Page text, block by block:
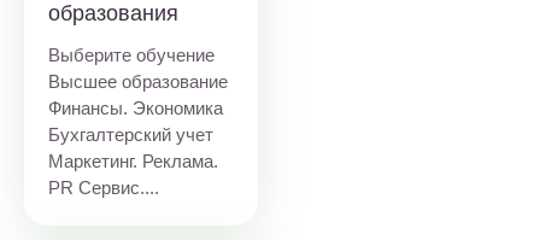
образования
Выберите обучение
Высшее образование
Финансы. Экономика
Бухгалтерский учет
Маркетинг. Реклама.
PR Сервис....